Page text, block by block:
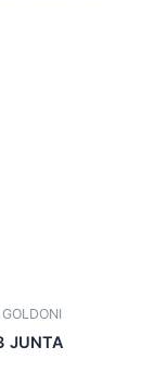
JUNTA